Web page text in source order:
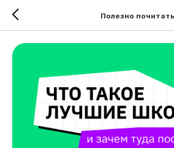
Полезно почитать